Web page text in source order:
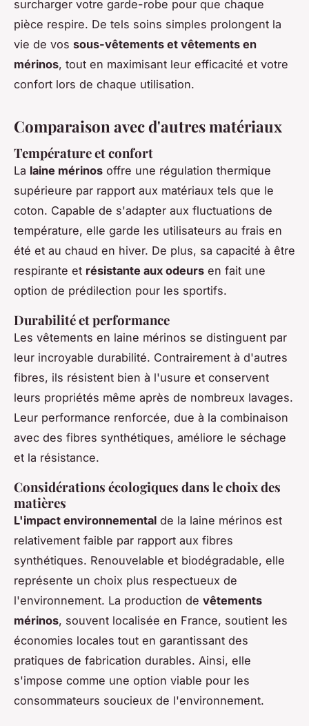
surcharger votre garde-robe pour que chaque
pièce respire. De tels soins simples prolongent la
vie de vos sous-vêtements et vêtements en
mérinos, tout en maximisant leur efficacité et votre
confort lors de chaque utilisation.
Comparaison avec d'autres matériaux
Température et confort
La laine mérinos offre une régulation thermique
supérieure par rapport aux matériaux tels que le
coton. Capable de s'adapter aux fluctuations de
température, elle garde les utilisateurs au frais en
été et au chaud en hiver. De plus, sa capacité à être
respirante et résistante aux odeurs en fait une
option de prédilection pour les sportifs.
Durabilité et performance
Les vêtements en laine mérinos se distinguent par
leur incroyable durabilité. Contrairement à d'autres
fibres, ils résistent bien à l'usure et conservent
leurs propriétés même après de nombreux lavages.
Leur performance renforcée, due à la combinaison
avec des fibres synthétiques, améliore le séchage
et la résistance.
Considérations écologiques dans le choix des
matières
L'impact environnemental de la laine mérinos est
relativement faible par rapport aux fibres
synthétiques. Renouvelable et biodégradable, elle
représente un choix plus respectueux de
l'environnement. La production de vêtements
mérinos, souvent localisée en France, soutient les
économies locales tout en garantissant des
pratiques de fabrication durables. Ainsi, elle
s'impose comme une option viable pour les
consommateurs soucieux de l'environnement.